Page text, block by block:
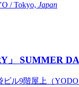
/ Tokyo, Japan
」 SUMMER
ビル9階屋上（